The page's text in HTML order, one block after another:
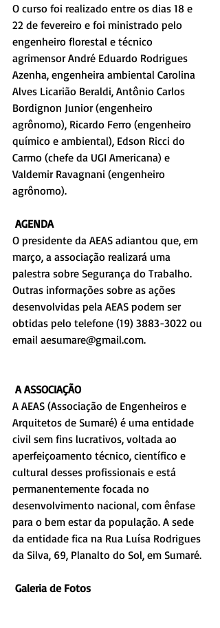
O curso foi realizado entre os dias 18 e
22 de fevereiro e foi ministrado pelo
engenheiro florestal e técnico
agrimensor André Eduardo Rodrigues
Azenha, engenheira ambiental Carolina
Alves Licarião Beraldi, Antônio Carlos
Bordignon Junior (engenheiro
agrônomo), Ricardo Ferro (engenheiro
químico e ambiental), Edson Ricci do
Carmo (chefe da UGI Americana) e
Valdemir Ravagnani (engenheiro
agrônomo).
AGENDA
O presidente da AEAS adiantou que, em
março, a associação realizará uma
palestra sobre Segurança do Trabalho.
Outras informações sobre as ações
desenvolvidas pela AEAS podem ser
obtidas pelo telefone (19) 3883-3022 ou
email aesumare@gmail.com.
A ASSOCIAÇÃO
A AEAS (Associação de Engenheiros e
Arquitetos de Sumaré) é uma entidade
civil sem fins lucrativos, voltada ao
aperfeiçoamento técnico, científico e
cultural desses profissionais e está
permanentemente focada no
desenvolvimento nacional, com ênfase
para o bem estar da população. A sede
da entidade fica na Rua Luísa Rodrigues
da Silva, 69, Planalto do Sol, em Sumaré.
Galeria de Fotos